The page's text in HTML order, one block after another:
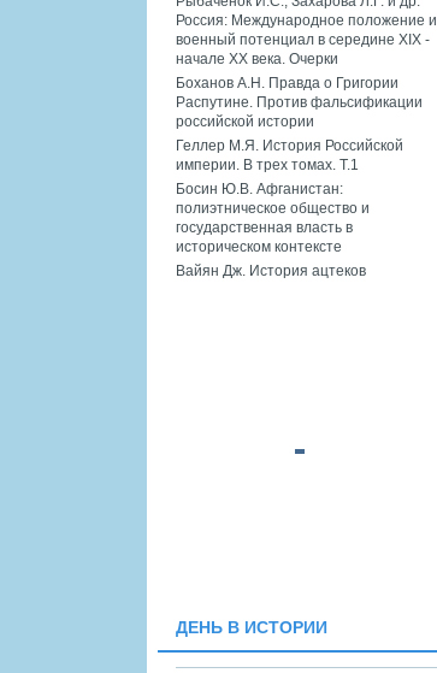
Россия: Международное положение и
военный потенциал в середине XIX -
начале XX века. Очерки
Боханов А.Н. Правда о Григории
Распутине. Против фальсификации
российской истории
Геллер М.Я. История Российской
империи. В трех томах. Т.1
Босин Ю.В. Афганистан:
полиэтническое общество и
государственная власть в
историческом контексте
Вайян Дж. История ацтеков
ДЕНЬ В ИСТОРИИ